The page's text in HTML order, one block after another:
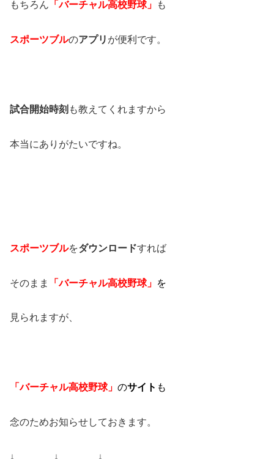
もちろん 「バーチャル高校野球」 も
スポーツブルのアプリ が便利です。
試合開始時刻 も教えてくれますから
本当にありがたいですね。
スポーツブルをダウンロードすれば
そのまま 「バーチャル高校野球」 を
見られますが、
「バーチャル高校野球」 のサイト も
念のためお知らせしておきます。
↓ ↓ ↓